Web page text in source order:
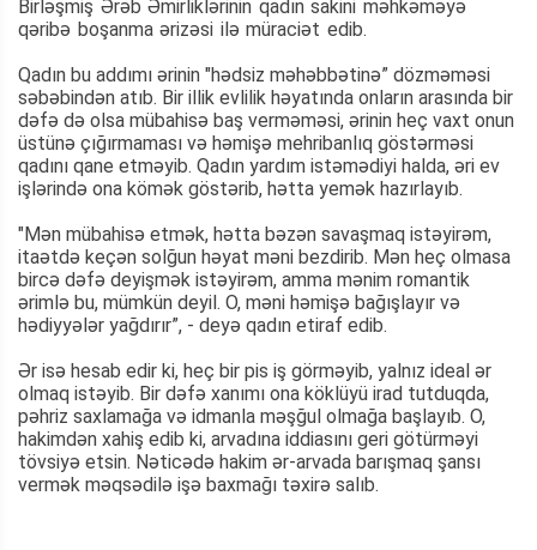
Birləşmiş Ərəb Əmirliklərinin qadın sakini məhkəməyə
qəribə boşanma ərizəsi ilə müraciət edib.
Qadın bu addımı ərinin "hədsiz məhəbbətinə” dözməməsi
səbəbindən atıb. Bir illik evlilik həyatında onların arasında bir
dəfə də olsa mübahisə baş verməməsi, ərinin heç vaxt onun
üstünə çığırmaması və həmişə mehribanlıq göstərməsi
qadını qane etməyib. Qadın yardım istəmədiyi halda, əri ev
işlərində ona kömək göstərib, hətta yemək hazırlayıb.
"Mən mübahisə etmək, hətta bəzən savaşmaq istəyirəm,
itaətdə keçən solğun həyat məni bezdirib. Mən heç olmasa
bircə dəfə deyişmək istəyirəm, amma mənim romantik
ərimlə bu, mümkün deyil. O, məni həmişə bağışlayır və
hədiyyələr yağdırır”, - deyə qadın etiraf edib.
Ər isə hesab edir ki, heç bir pis iş görməyib, yalnız ideal ər
olmaq istəyib. Bir dəfə xanımı ona köklüyü irad tutduqda,
pəhriz saxlamağa və idmanla məşğul olmağa başlayıb. O,
hakimdən xahiş edib ki, arvadına iddiasını geri götürməyi
tövsiyə etsin. Nəticədə hakim ər-arvada barışmaq şansı
vermək məqsədilə işə baxmağı təxirə salıb.